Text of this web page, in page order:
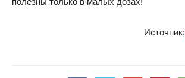
Источник: